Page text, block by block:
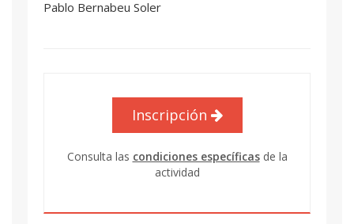
Pablo Bernabeu Soler
Inscripción
Consulta las condiciones específicasde la
actividad